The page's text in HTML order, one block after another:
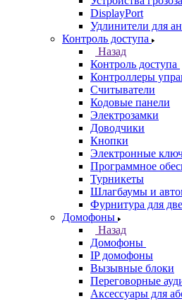
DisplayPort
Удлинители для
Контроль доступа
Назад
Контроль доступа
Контроллеры
Считыватели
Кодовые панели
Электрозамки
Доводчики
Кнопки
Электронные
Программное
Турникеты
Шлагбаумы и
Фурнитура для
Домофоны
Назад
Домофоны
IP домофоны
Вызывные блоки
Переговорные
Аксессуары для